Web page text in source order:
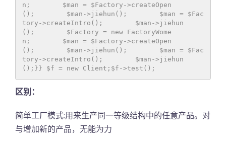
n;        $man = $Factory->createOpen
();        $man->jiehun();        $man = $Fac
tory->createIntro();        $man->jiehun
();        $Factory = new FactoryWome
n;        $man = $Factory->createOpen
();        $man->jiehun();        $man = $Fac
tory->createIntro();        $man->jiehun
();}} $f = new Client;$f->test();
区别：
简单工厂模式:用来生产同一等级结构中的任意产品。对
与增加新的产品，无能为力